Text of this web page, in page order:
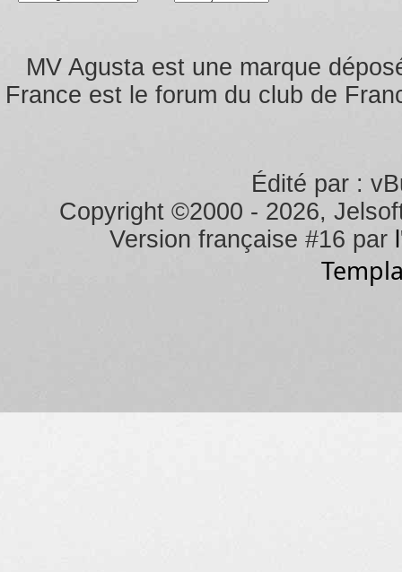
MV Agusta est une marque
France est le forum du club de
Édité par :
Copyright ©2000 - 2026,
Version française #16 par